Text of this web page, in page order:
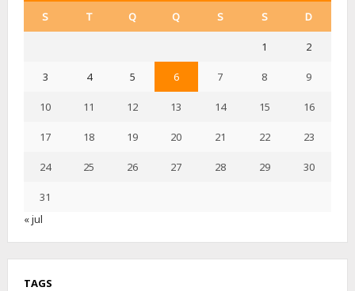
S T Q Q S S D
1 2
3 4 5 6 7 8 9
10 11 12 13 14 15 16
17 18 19 20 21 22 23
24 25 26 27 28 29 30
31
« jul
TAGS